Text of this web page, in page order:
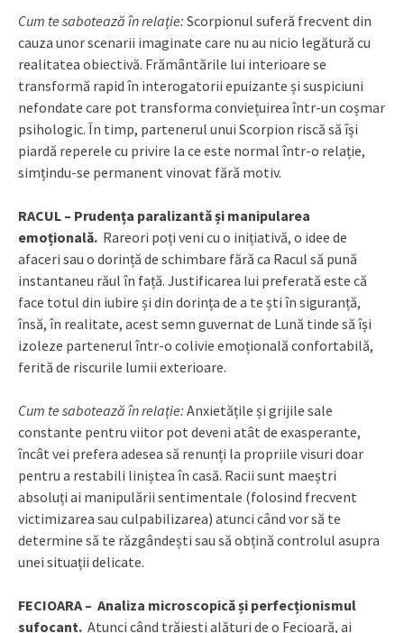
Cum te sabotează în relație: Scorpionul suferă frecvent din
cauza unor scenarii imaginate care nu au nicio legătură cu
realitatea obiectivă. Frământările lui interioare se
transformă rapid în interogatorii epuizante și suspiciuni
nefondate care pot transforma conviețuirea într-un coșmar
psihologic. În timp, partenerul unui Scorpion riscă să își
piardă reperele cu privire la ce este normal într-o relație,
simțindu-se permanent vinovat fără motiv.
RACUL – Prudența paralizantă și manipularea
emoțională. Rareori poți veni cu o inițiativă, o idee de
afaceri sau o dorință de schimbare fără ca Racul să pună
instantaneu răul în față. Justificarea lui preferată este că
face totul din iubire și din dorința de a te ști în siguranță,
însă, în realitate, acest semn guvernat de Lună tinde să își
izoleze partenerul într-o colivie emoțională confortabilă,
ferită de riscurile lumii exterioare.
Cum te sabotează în relație: Anxietățile și grijile sale
constante pentru viitor pot deveni atât de exasperante,
încât vei prefera adesea să renunți la propriile visuri doar
pentru a restabili liniștea în casă. Racii sunt maeștri
absoluți ai manipulării sentimentale (folosind frecvent
victimizarea sau culpabilizarea) atunci când vor să te
determine să te răzgândești sau să obțină controlul asupra
unei situații delicate.
FECIOARA – Analiza microscopică și perfecționismul
sufocant. Atunci când trăiești alături de o Fecioară, ai